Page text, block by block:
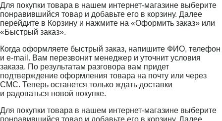
Для покупки товара в нашем интернет-магазине выберите
понравившийся товар и добавьте его в корзину. Далее
перейдите в Корзину и нажмите на «Оформить заказ» или
«Быстрый заказ».
Когда оформляете быстрый заказ, напишите ФИО, телефон
и e-mail. Вам перезвонит менеджер и уточнит условия
заказа. По результатам разговора вам придет
подтверждение оформления товара на почту или через
СМС. Теперь останется только ждать доставки
и радоваться новой покупке.
Для покупки товара в нашем интернет-магазине выберите
понравившийся товар и добавьте его в корзину. Далее